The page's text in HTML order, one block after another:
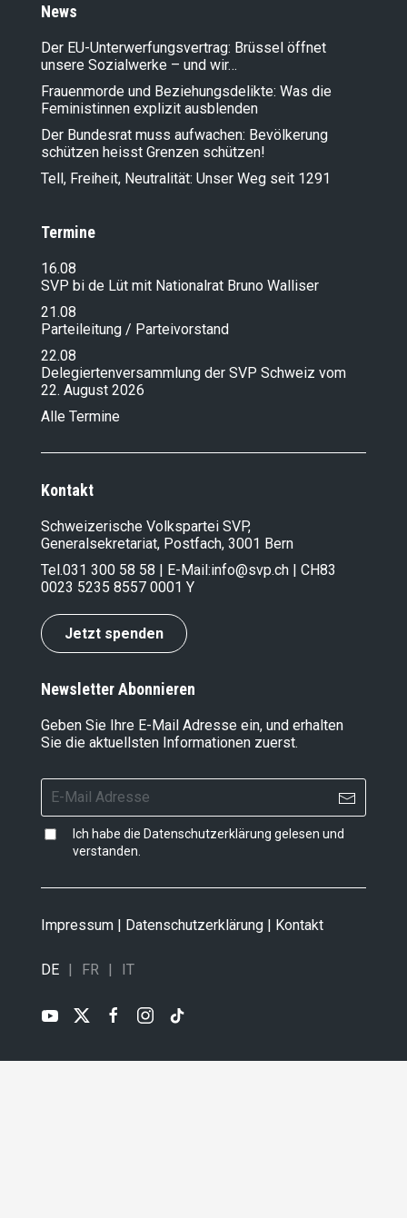
News
Der EU-Unterwerfungsvertrag: Brüssel öffnet
unsere Sozialwerke – und wir…
Frauenmorde und Beziehungsdelikte: Was die
Feministinnen explizit ausblenden
Der Bundesrat muss aufwachen: Bevölkerung
schützen heisst Grenzen schützen!
Tell, Freiheit, Neutralität: Unser Weg seit 1291
Termine
16.08
SVP bi de Lüt mit Nationalrat Bruno Walliser
21.08
Parteileitung / Parteivorstand
22.08
Delegiertenversammlung der SVP Schweiz vom
22. August 2026
Alle Termine
Kontakt
Schweizerische Volkspartei SVP,
Generalsekretariat, Postfach, 3001 Bern
Tel.031 300 58 58 | E-Mail:info@svp.ch | CH83
0023 5235 8557 0001 Y
Jetzt spenden
Newsletter Abonnieren
Geben Sie Ihre E-Mail Adresse ein, und erhalten
Sie die aktuellsten Informationen zuerst.
Ich habe die Datenschutzerklärung gelesen und
verstanden.
Impressum | Datenschutzerklärung | Kontakt
DE FR IT